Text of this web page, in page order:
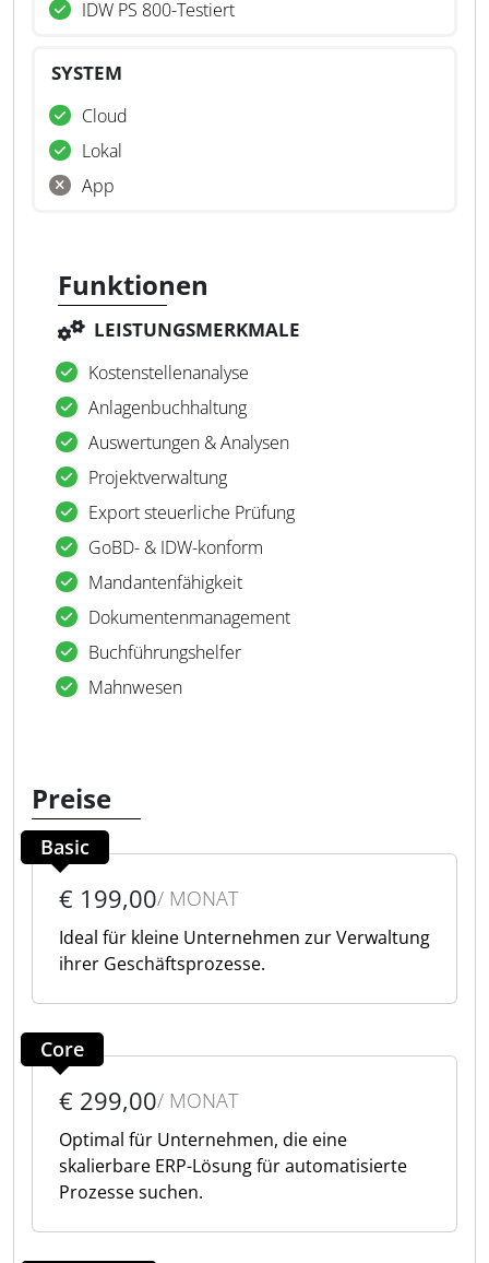
IDW PS 800-Testiert
SYSTEM
Cloud
Lokal
App
Funktionen
LEISTUNGSMERKMALE
Kostenstellenanalyse
Anlagenbuchhaltung
Auswertungen & Analysen
Projektverwaltung
Export steuerliche Prüfung
GoBD- & IDW-konform
Mandantenfähigkeit
Dokumentenmanagement
Buchführungshelfer
Mahnwesen
Preise
Basic
€ 199,00/ MONAT
Ideal für kleine Unternehmen zur Verwaltung
ihrer Geschäftsprozesse.
Core
€ 299,00/ MONAT
Optimal für Unternehmen, die eine
skalierbare ERP-Lösung für automatisierte
Prozesse suchen.